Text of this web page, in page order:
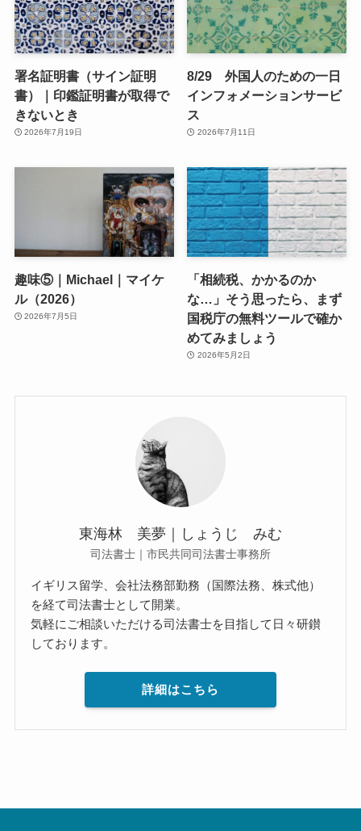
署名証明書（サイン証明
書）｜印鑑証明書が取得で
きないとき
2026年7月19日
8/29 外国人のための一日
インフォメーションサービ
ス
2026年7月11日
趣味⑤｜Michael｜マイケ
ル（2026）
2026年7月5日
「相続税、かかるのか
な…」そう思ったら、まず
国税庁の無料ツールで確か
めてみましょう
2026年5月2日
東海林 美夢｜しょうじ みむ
司法書士｜市民共同司法書士事務所
イギリス留学、会社法務部勤務（国際法務、株式他）
を経て司法書士として開業。
気軽にご相談いただける司法書士を目指して日々研鑚
しております。
詳細はこちら